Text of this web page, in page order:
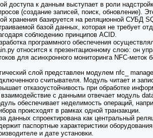
доступа к данным выступает в роли
(создание записей, поиск, обновление).
хранения базируется на реляционной СУБД
базой данных, которая не требует
соблюдению принципов ACID.
программного обеспечения
относится к презентационному слою: он
для асинхронного мониторинга NFC-меток
слой представлен модулем nfc_
считывателя. Модуль читает и
отказоустойчивость при обработке
с данными отвечает модуль
обеспечивает неделимость операций,
происходят в рамках одной транзакции.
данных спроектирована как центральный
паспортные характеристики
и дате установки.